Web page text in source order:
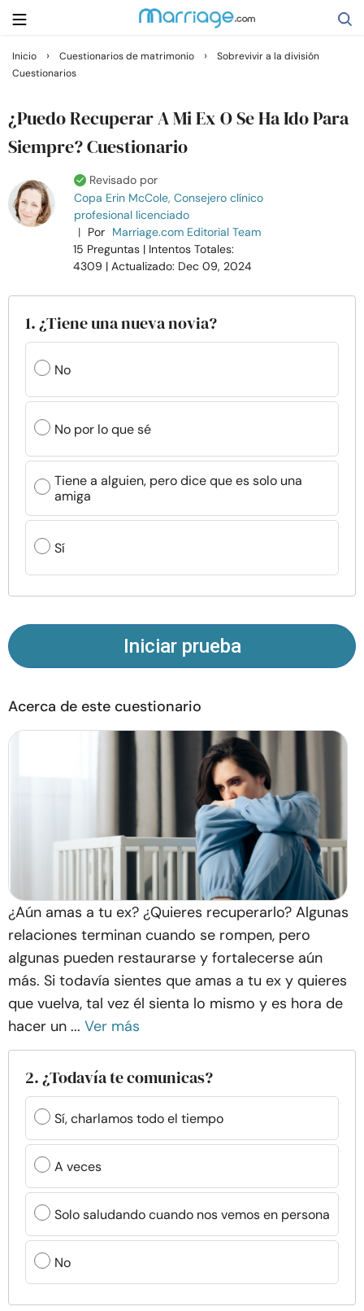
Buscar
Casarse
Relaciones
Cursos
Recursos
Comunidad
Encuentra un terapeuta
Idioma ES
nosotros
© Copyright 2026. Todos los derechos reservados.
Inicio › Cuestionarios de matrimonio › Sobrevivir a la división
Cuestionarios
¿Puedo Recuperar A Mi Ex O Se Ha Ido Para
Siempre? Cuestionario
Revisado por
Copa Erin McCole, Consejero clínico
profesional licenciado
| Por Marriage.com Editorial Team
15 Preguntas | Intentos Totales:
4309 | Actualizado: Dec 09, 2024
1. ¿Tiene una nueva novia?
No
No por lo que sé
Tiene a alguien, pero dice que es solo una
amiga
Sí
Iniciar prueba
Acerca de este cuestionario
¿Aún amas a tu ex? ¿Quieres recuperarlo? Algunas
relaciones terminan cuando se rompen, pero
algunas pueden restaurarse y fortalecerse aún
más. Si todavía sientes que amas a tu ex y quieres
que vuelva, tal vez él sienta lo mismo y es hora de
hacer un ... Ver más
2. ¿Todavía te comunicas?
Sí, charlamos todo el tiempo
A veces
Solo saludando cuando nos vemos en persona
No